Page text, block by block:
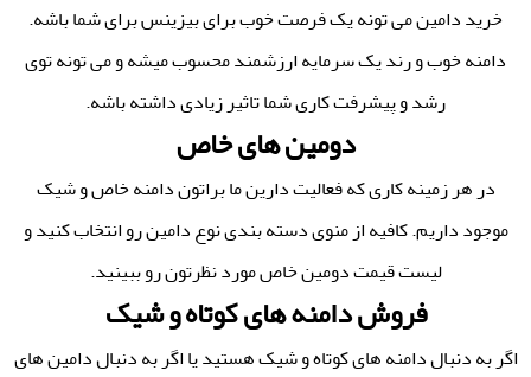
خرید دامین می تونه یک فرصت خوب برای بیزینس برای شما باشه.
دامنه خوب و رند یک سرمایه ارزشمند محسوب میشه و می تونه توی
رشد و پیشرفت کاری شما تاثیر زیادی داشته باشه.
دومین های خاص
در هر زمینه کاری که فعالیت دارین ما براتون دامنه خاص و شیک
موجود داریم. کافیه از منوی دسته بندی نوع دامین رو انتخاب کنید و
لیست قیمت دومین خاص مورد نظرتون رو ببینید.
فروش دامنه های کوتاه و شیک
اگر به دنبال دامنه های کوتاه و شیک هستید یا اگر به دنبال دامین های